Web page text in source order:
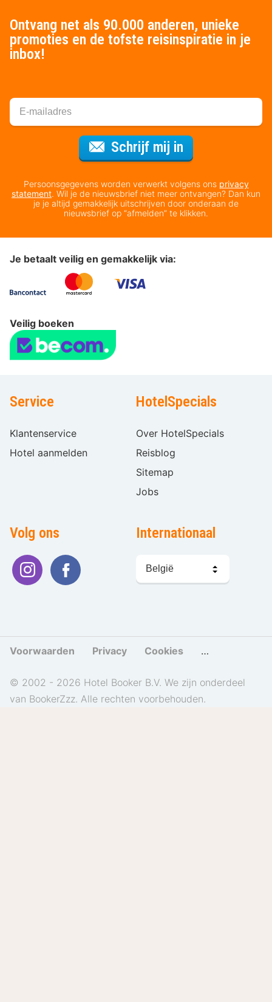
Ontvang net als 90.000 anderen, unieke
promoties en de tofste reisinspiratie in je
inbox!
Schrijf mij in
Persoonsgegevens worden verwerkt volgens ons privacy
statement. Wil je de nieuwsbrief niet meer ontvangen? Dan kun
je je altijd gemakkelijk uitschrijven door onderaan de
nieuwsbrief op “afmelden” te klikken.
Je betaalt veilig en gemakkelijk via:
Veilig boeken
Service
Klantenservice
Hotel aanmelden
HotelSpecials
Over HotelSpecials
Reisblog
Sitemap
Jobs
Volg ons Internationaal
kiezen
Voorwaarden Privacy Cookies Cookies
© 2002 - 2026 Hotel Booker B.V. We zijn onderdeel
van BookerZzz. Alle rechten voorbehouden.